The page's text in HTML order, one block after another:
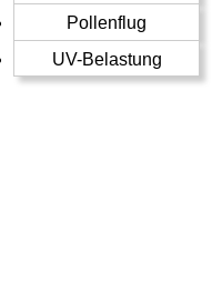
Pollenflug
UV-Belastung